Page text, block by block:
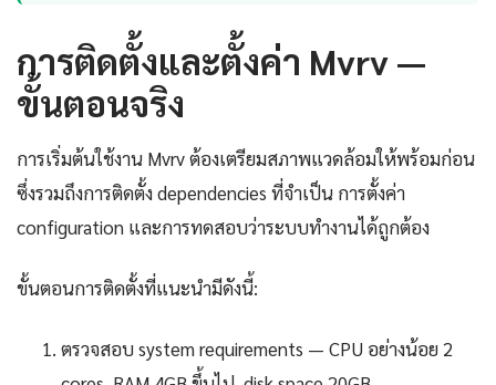
การติดตั้งและตั้งค่า Mvrv —
ขั้นตอนจริง
การเริ่มต้นใช้งาน Mvrv ต้องเตรียมสภาพแวดล้อมให้พร้อมก่อน
ซึ่งรวมถึงการติดตั้ง dependencies ที่จำเป็น การตั้งค่า
configuration และการทดสอบว่าระบบทำงานได้ถูกต้อง
ขั้นตอนการติดตั้งที่แนะนำมีดังนี้:
ตรวจสอบ system requirements — CPU อย่างน้อย 2